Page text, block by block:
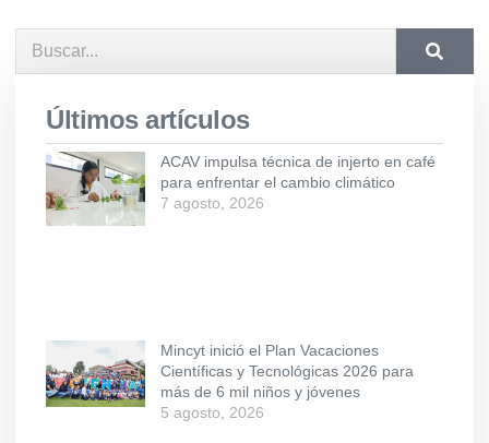
Últimos artículos
ACAV impulsa técnica de injerto en café
para enfrentar el cambio climático
7 agosto, 2026
Mincyt inició el Plan Vacaciones
Científicas y Tecnológicas 2026 para
más de 6 mil niños y jóvenes
5 agosto, 2026